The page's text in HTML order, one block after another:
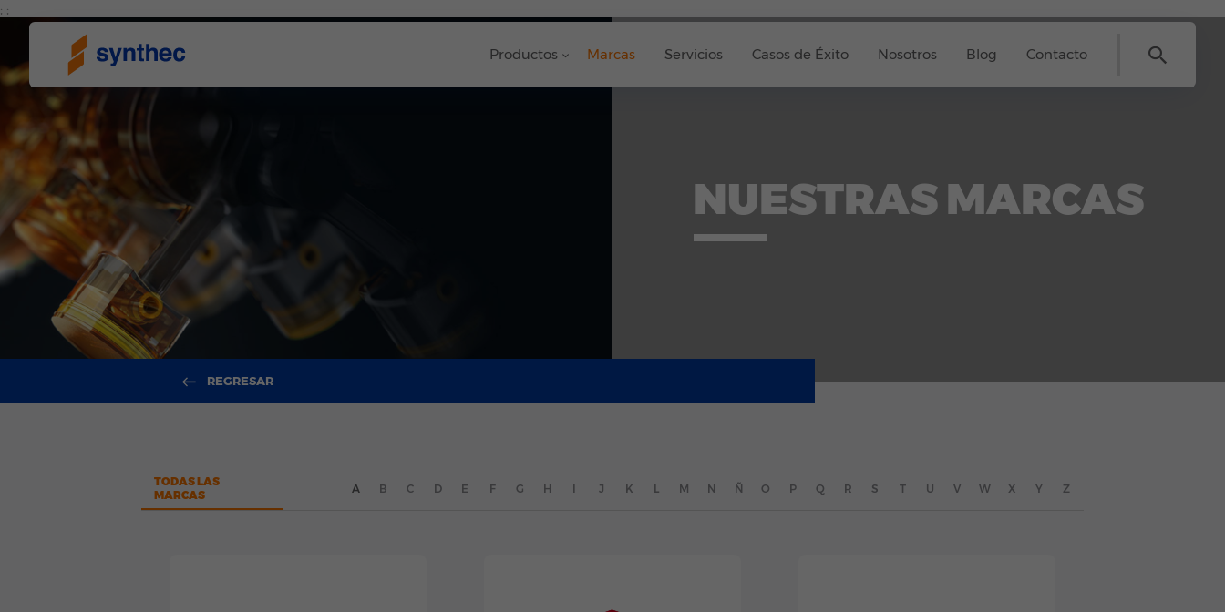
; ;
Productos Marcas Servicios Casos de Éxito Nosotros Blog Contacto
NUESTRAS MARCAS
REGRESAR
TODAS LAS
MARCAS
A B C D E F G H I J K L M N Ñ O P Q R S T U V W X Y Z